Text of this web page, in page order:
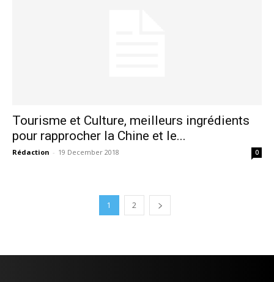
Tourisme et Culture, meilleurs ingrédients
pour rapprocher la Chine et le...
Rédaction - 19 December 2018 0
1 2